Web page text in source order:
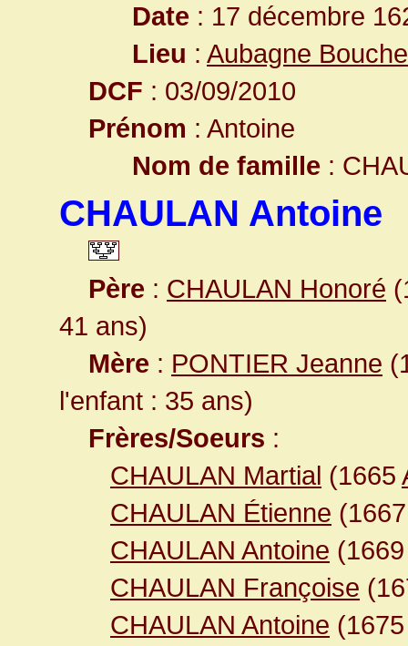
Date : 17 décembre
Lieu : Aubagne
DCF : 03/09/2010
Prénom : Antoine
Nom de famille :
CHAULAN Antoine
Père : CHAULAN Honoré
41 ans)
Mère : PONTIER Jeanne
l'enfant : 35 ans)
Frères/Soeurs :
CHAULAN Martial (1665
CHAULAN Étienne
CHAULAN Antoine
CHAULAN Françoise
CHAULAN Antoine